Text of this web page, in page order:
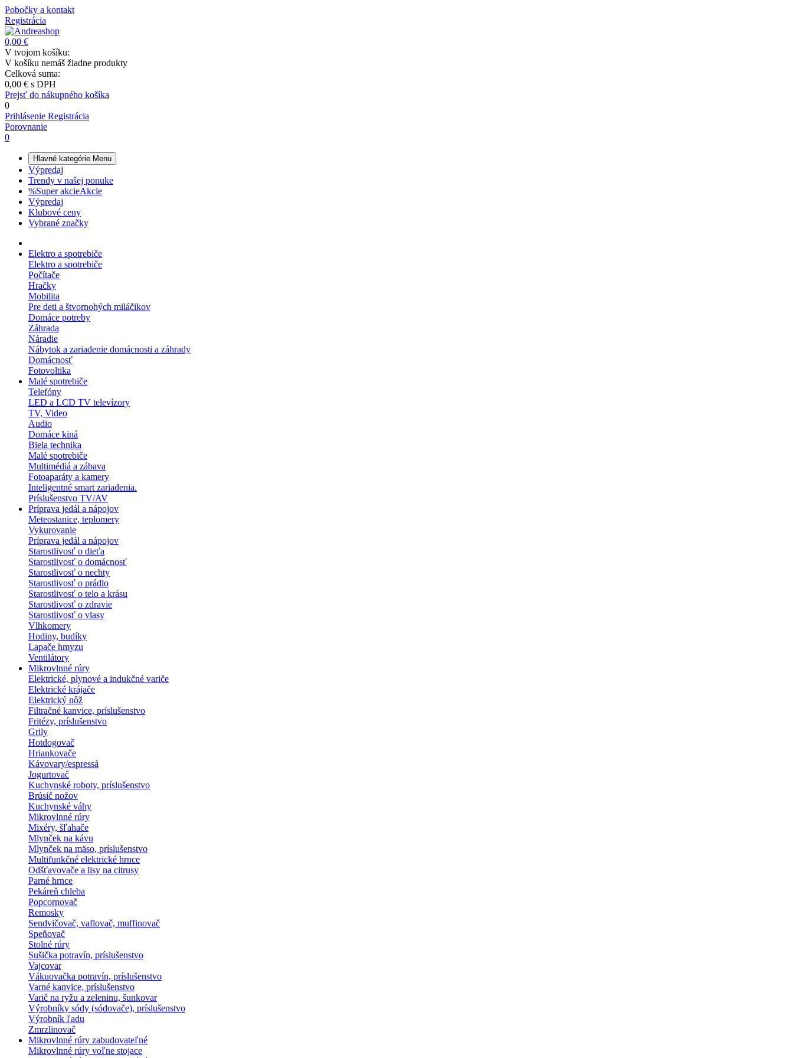
Pobočky a kontakt
Registrácia
0,00 €
V tvojom košíku:
V košíku nemáš žiadne produkty
Celková suma:
0,00 € s DPH
Prejsť do nákupného košíka
0
Prihlásenie Registrácia
Porovnanie
0
Hlavné kategórie Menu
Výpredaj
Trendy v našej ponuke
%Super akcieAkcie
Výpredaj
Klubové ceny
Vybrané značky
Elektro a spotrebiče
Elektro a spotrebiče
Počítače
Hračky
Mobilita
Pre deti a štvornohých miláčikov
Domáce potreby
Záhrada
Náradie
Nábytok a zariadenie domácnosti a záhrady
Domácnosť
Fotovoltika
Malé spotrebiče
Telefóny
LED a LCD TV televízory
TV, Video
Audio
Domáce kiná
Biela technika
Malé spotrebiče
Multimédiá a zábava
Fotoaparáty a kamery
Inteligentné smart zariadenia.
Príslušenstvo TV/AV
Príprava jedál a nápojov
Meteostanice, teplomery
Vykurovanie
Príprava jedál a nápojov
Starostlivosť o dieťa
Starostlivosť o domácnosť
Starostlivosť o nechty
Starostlivosť o prádlo
Starostlivosť o telo a krásu
Starostlivosť o zdravie
Starostlivosť o vlasy
Vlhkomery
Hodiny, budíky
Lapače hmyzu
Ventilátory
Mikrovlnné rúry
Elektrické, plynové a indukčné variče
Elektrické krájače
Elektrický nôž
Filtračné kanvice, príslušenstvo
Fritézy, príslušenstvo
Grily
Hotdogovač
Hriankovače
Kávovary/espressá
Jogurtovač
Kuchynské roboty, príslušenstvo
Brúsič nožov
Kuchynské váhy
Mikrovlnné rúry
Mixéry, šľahače
Mlynček na kávu
Mlynček na mäso, príslušenstvo
Multifunkčné elektrické hrnce
Odšťavovače a lisy na citrusy
Parné hrnce
Pekáreň chleba
Popcornovač
Remosky
Sendvičovač, vaflovač, muffinovač
Speňovač
Stolné rúry
Sušička potravín, príslušenstvo
Vajcovar
Vákuovačka potravín, príslušenstvo
Varné kanvice, príslušenstvo
Varič na ryžu a zeleninu, šunkovar
Výrobníky sódy (sódovače), príslušenstvo
Výrobník ľadu
Zmrzlinovač
Mikrovlnné rúry zabudovateľné
Mikrovlnné rúry voľne stojace